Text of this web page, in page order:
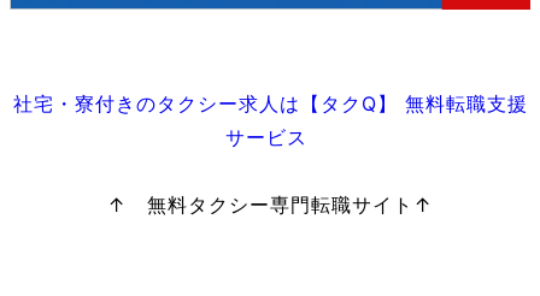
社宅・寮付きのタクシー求人は【タクQ】 無料転職支援
サービス
↑ 無料タクシー専門転職サイト↑